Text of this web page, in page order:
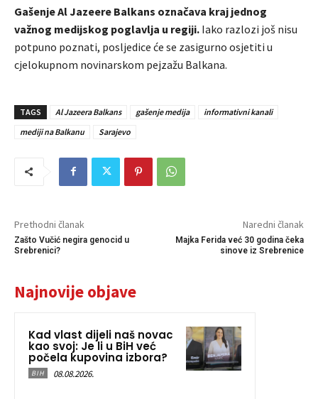
Gašenje Al Jazeere Balkans označava kraj jednog
važnog medijskog poglavlja u regiji. Iako razlozi još nisu
potpuno poznati, posljedice će se zasigurno osjetiti u
cjelokupnom novinarskom pejzažu Balkana.
TAGS Al Jazeera Balkans gašenje medija
informativni kanali
mediji na Balkanu
Sarajevo
Prethodni članak
Zašto Vučić negira genocid u
Srebrenici?
Naredni članak
Majka Ferida već 30 godina čeka
sinove iz Srebrenice
Najnovije objave
Kad vlast dijeli naš novac
kao svoj: Je li u BiH već
počela kupovina izbora?
BIH 08.08.2026.